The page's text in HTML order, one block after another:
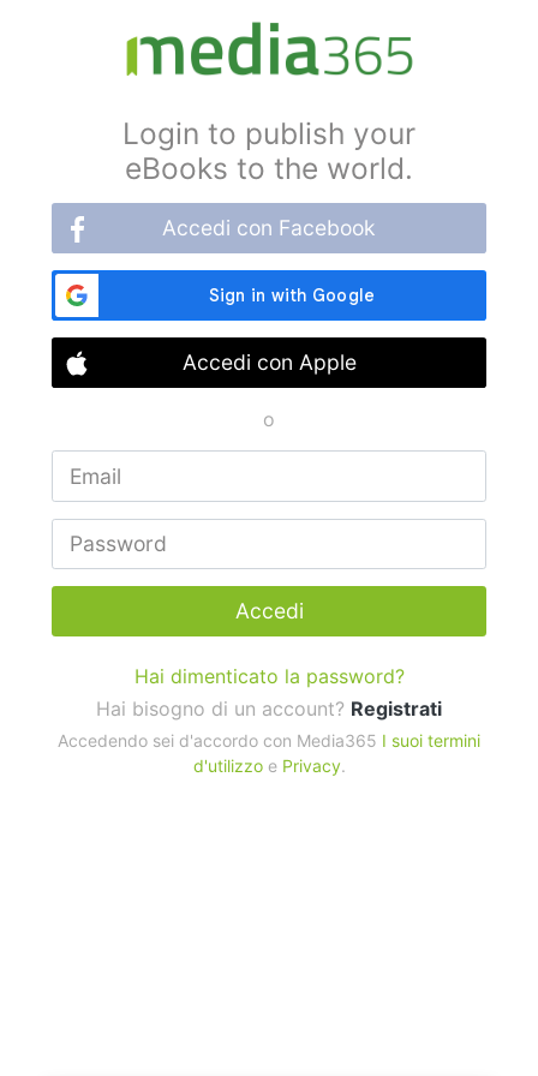
Login to publish your
eBooks to the world.
Accedi con Facebook
Accedi con Apple
o
Accedi
Hai dimenticato la password?
Hai bisogno di un account? Registrati
Accedendo sei d'accordo con Media365 I suoi termini
d'utilizzoe Privacy.